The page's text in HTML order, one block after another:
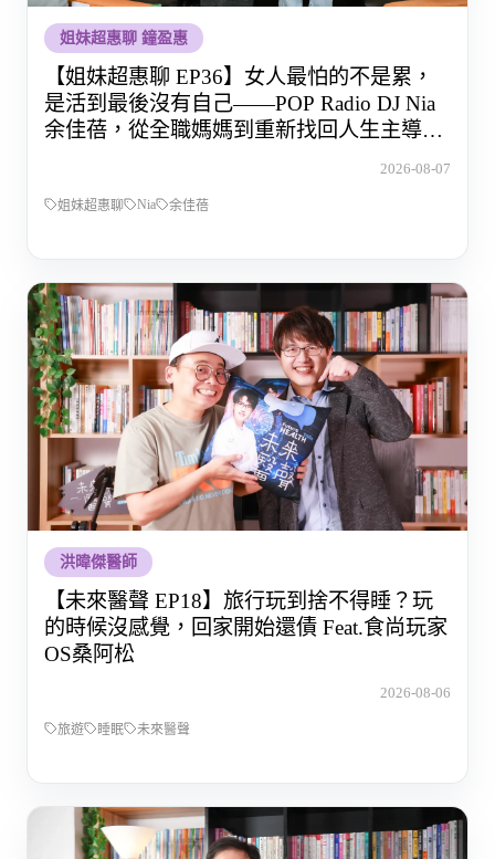
姐妹超惠聊 鐘盈惠
【姐妹超惠聊 EP36】女人最怕的不是累，
是活到最後沒有自己——POP Radio DJ Nia
余佳蓓，從全職媽媽到重新找回人生主導權
2026-08-07
姐妹超惠聊 Nia 余佳蓓
洪暐傑醫師
【未來醫聲 EP18】旅行玩到捨不得睡？玩
的時候沒感覺，回家開始還債 Feat.食尚玩家
OS桑阿松
2026-08-06
旅遊 睡眠 未來醫聲